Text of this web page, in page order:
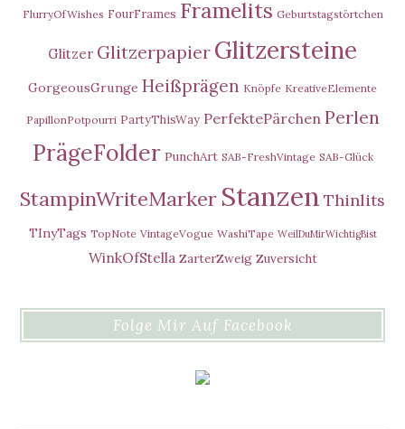
FlurryOfWishes FourFrames Framelits Geburtstagstörtchen
Glitzer Glitzerpapier Glitzersteine
GorgeousGrunge Heißprägen Knöpfe KreativeElemente
PapillonPotpourri PartyThisWay PerfektePärchen Perlen
PrägeFolder PunchArt SAB-FreshVintage SAB-Glück
StampinWriteMarker Stanzen Thinlits
TInyTags TopNote VintageVogue WashiTape WeilDuMirWichtigBist
WinkOfStella ZarterZweig Zuversicht
Folge Mir Auf Facebook